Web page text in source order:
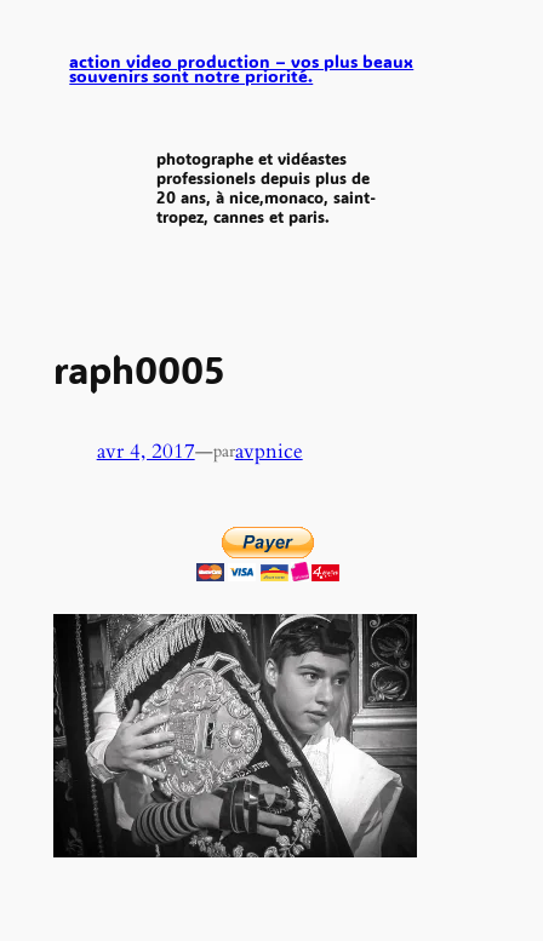
contenu
action video production – vos plus beaux
souvenirs sont notre priorité.
photographe et vidéastes
professionels depuis plus de
20 ans, à nice,monaco, saint-
tropez, cannes et paris.
raph0005
avr 4, 2017—paravpnice